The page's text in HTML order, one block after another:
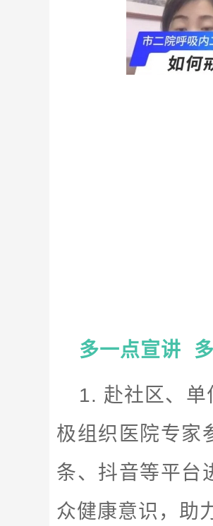
多一点宣讲
1. 赴社区、单
极组织医院专家
条、抖音等平台
众健康意识，助